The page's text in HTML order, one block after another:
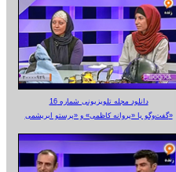
دانلود مجله تلویزیونی شماره 16
گفت‌وگو با «پروانه کاظمی» و «پرستو‌ ابریشمی»